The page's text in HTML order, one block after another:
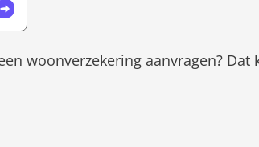
woonverzekering aanvragen? Dat